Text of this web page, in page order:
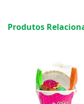
Produtos